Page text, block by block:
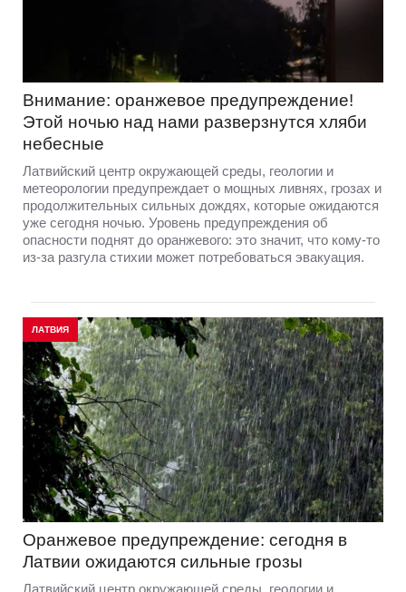
Внимание: оранжевое предупреждение!
Этой ночью над нами разверзнутся хляби
небесные
Латвийский центр окружающей среды, геологии и
метеорологии предупреждает о мощных ливнях, грозах и
продолжительных сильных дождях, которые ожидаются
уже сегодня ночью. Уровень предупреждения об
опасности поднят до оранжевого: это значит, что кому-то
из-за разгула стихии может потребоваться эвакуация.
ЛАТВИЯ
Оранжевое предупреждение: сегодня в
Латвии ожидаются сильные грозы